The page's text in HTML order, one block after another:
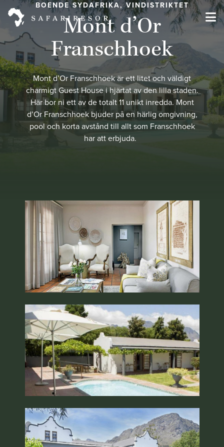
BOENDE SYDAFRIKA, VINDISTRIKTET
Mont d’Or
Franschhoek
Mont d’Or Franschhoek är ett litet och väldigt
charmigt Guest House i hjärtat av den lilla staden.
Här bor ni ett av de totalt 11 unikt inredda. Mont
d’Or Franschhoek bjuder på en härlig omgivning,
pool och korta avstånd till allt som Franschhoek
har att erbjuda.